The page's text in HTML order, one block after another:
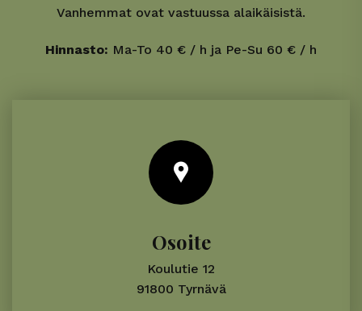
Vanhemmat ovat vastuussa alaikäisistä.
Hinnasto: Ma-To 40 € / h ja Pe-Su 60 € / h
Osoite
Koulutie 12
91800 Tyrnävä